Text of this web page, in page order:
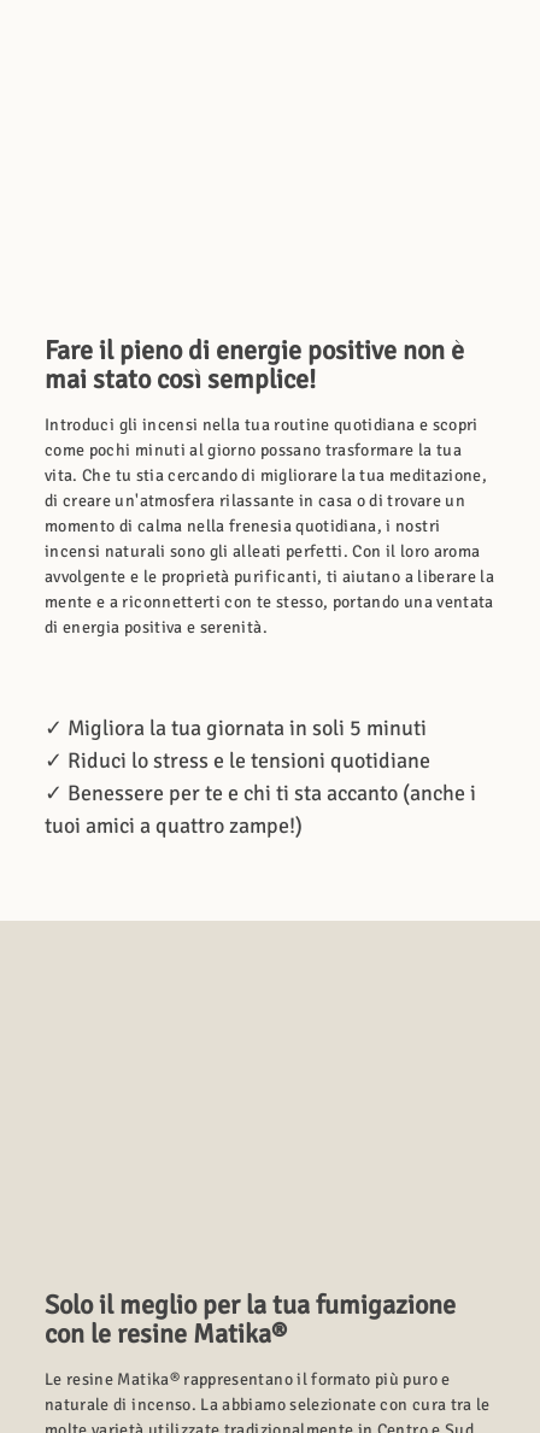
Fare il pieno di energie positive non è
mai stato così semplice!
Introduci gli incensi nella tua routine quotidiana e scopri
come pochi minuti al giorno possano trasformare la tua
vita. Che tu stia cercando di migliorare la tua meditazione,
di creare un'atmosfera rilassante in casa o di trovare un
momento di calma nella frenesia quotidiana, i nostri
incensi naturali sono gli alleati perfetti. Con il loro aroma
avvolgente e le proprietà purificanti, ti aiutano a liberare la
mente e a riconnetterti con te stesso, portando una ventata
di energia positiva e serenità.
✓ Migliora la tua giornata in soli 5 minuti
✓ Riduci lo stress e le tensioni quotidiane
✓ Benessere per te e chi ti sta accanto (anche i
tuoi amici a quattro zampe!)
Solo il meglio per la tua fumigazione
con le resine Matika®
Le resine Matika® rappresentano il formato più puro e
naturale di incenso. La abbiamo selezionate con cura tra le